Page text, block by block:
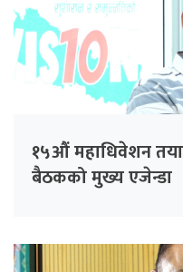
१५औं महाधिवेशन
बैठकको मुख्य एजेन्डा